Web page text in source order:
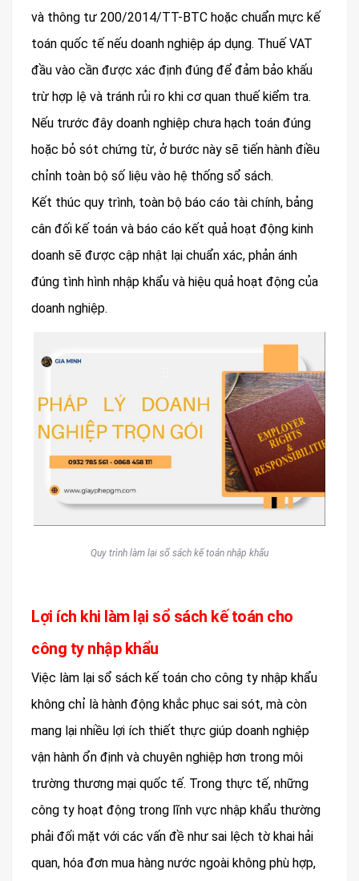
và thông tư 200/2014/TT-BTC hoặc chuẩn mực kế
toán quốc tế nếu doanh nghiệp áp dụng. Thuế VAT
đầu vào cần được xác định đúng để đảm bảo khấu
trừ hợp lệ và tránh rủi ro khi cơ quan thuế kiểm tra.
Nếu trước đây doanh nghiệp chưa hạch toán đúng
hoặc bỏ sót chứng từ, ở bước này sẽ tiến hành điều
chỉnh toàn bộ số liệu vào hệ thống sổ sách.
Kết thúc quy trình, toàn bộ báo cáo tài chính, bảng
cân đối kế toán và báo cáo kết quả hoạt động kinh
doanh sẽ được cập nhật lại chuẩn xác, phản ánh
đúng tình hình nhập khẩu và hiệu quả hoạt động của
doanh nghiệp.
Quy trình làm lại sổ sách kế toán nhập khẩu
Lợi ích khi làm lại sổ sách kế toán cho
công ty nhập khẩu
Việc làm lại sổ sách kế toán cho công ty nhập khẩu
không chỉ là hành động khắc phục sai sót, mà còn
mang lại nhiều lợi ích thiết thực giúp doanh nghiệp
vận hành ổn định và chuyên nghiệp hơn trong môi
trường thương mại quốc tế. Trong thực tế, những
công ty hoạt động trong lĩnh vực nhập khẩu thường
phải đối mặt với các vấn đề như sai lệch tờ khai hải
quan, hóa đơn mua hàng nước ngoài không phù hợp,